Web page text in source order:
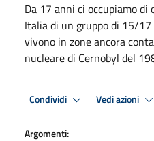
Da 17 anni ci occupiamo di
Italia di un gruppo di 15/
vivono in zone ancora
nucleare di Cernobyl del
Condividi Vedi azioni
Argomenti: